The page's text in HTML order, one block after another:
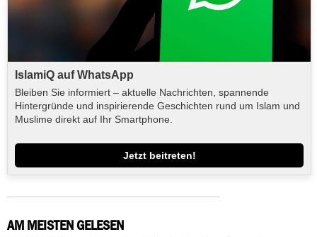
IslamiQ auf WhatsApp
Bleiben Sie informiert – aktuelle Nachrichten, spannende
Hintergründe und inspirierende Geschichten rund um Islam und
Muslime direkt auf Ihr Smartphone.
Jetzt beitreten!
AM MEISTEN GELESEN